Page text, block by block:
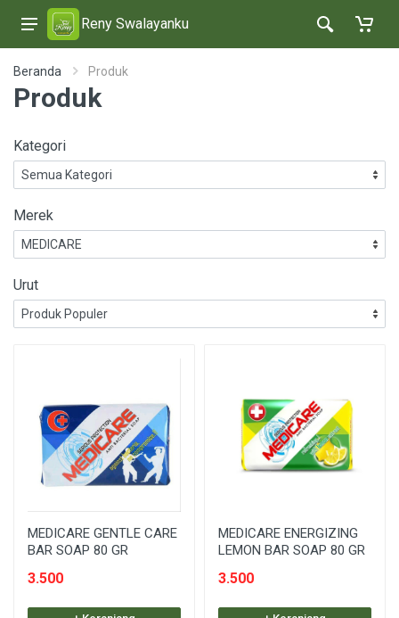
Reny Swalayanku
Beranda Produk
Produk
Kategori
Merek
Urut
MEDICARE GENTLE CARE
BAR SOAP 80 GR
3.500
MEDICARE ENERGIZING
LEMON BAR SOAP 80 GR
3.500